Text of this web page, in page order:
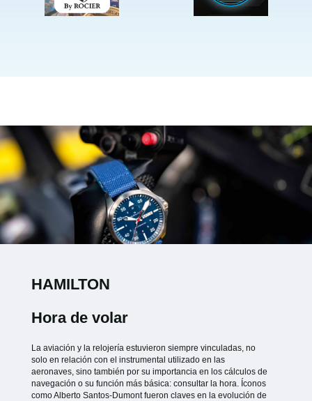
HAMILTON
Hora de volar
La aviación y la relojería estuvieron siempre vinculadas, no
solo en relación con el instrumental utilizado en las
aeronaves, sino también por su importancia en los cálculos de
navegación o su función más básica: consultar la hora. Íconos
como Alberto Santos-Dumont fueron claves en la evolución de